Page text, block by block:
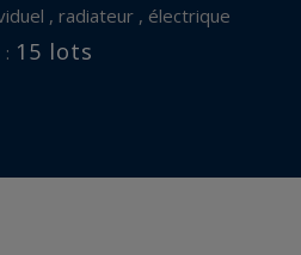
, radiateur , électrique
15 lots